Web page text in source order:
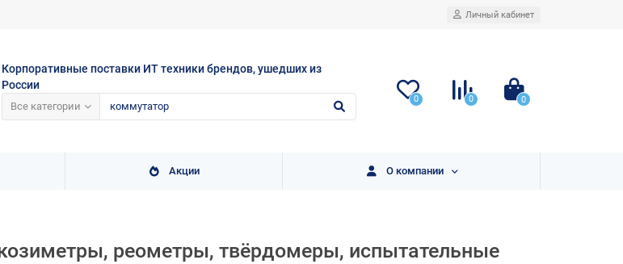
Личный кабинет
Корпоративные поставки ИТ техники брендов, ушедших из
России
Все категории
0 0 0
Акции О компании
реометры, твёрдомеры, испытательные